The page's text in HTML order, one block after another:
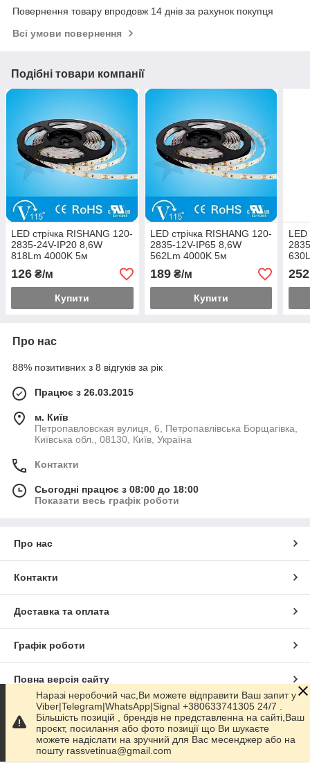
Повернення товару впродовж 14 днів за рахунок покупця
Всі умови повернення
Подібні товари компанії
LED стрічка RISHANG 120-
2835-24V-IP20 8,6W
818Lm 4000K 5м
(RN08C0TC-B-NW)
126 ₴/м
Купити
LED стрічка RISHANG 120-
2835-12V-IP65 8,6W
562Lm 4000K 5м
(RN68C0TA-B-NW)
189₴/м
Купити
LED
252
Про нас
88% позитивних з 8 відгуків за рік
Працює з 26.03.2015
м. Київ
Петропавловская вулиця, 6, Петропавлівська Борщагівка,
Київська обл., 08130, Київ, Україна
Контакти
Сьогодні працює з 08:00 до 18:00
Показати весь графік роботи
Про нас
Контакти
Доставка та оплата
Графік роботи
Повна версія сайту
Сайт створено на маркетплейсіProm.ua
Політика конфіденційності
Наразі неробочий час,Ви можете відправити Ваш запит у
Viber|Telegram|WhatsApp|Signal +380633741305 24/7 .
Більшість позицій , брендів не представленна на сайті,Ваш
проєкт, посилання або фото позиції що Ви шукаєте
можете надіслати на зручний для Вас месенджер або на
пошту rassvetinua@gmail.com